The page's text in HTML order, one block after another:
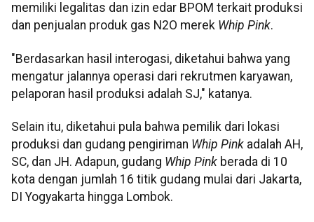
memiliki legalitas dan izin edar BPOM terkait produksi
dan penjualan produk gas N2O merek Whip Pink.
"Berdasarkan hasil interogasi, diketahui bahwa yang
mengatur jalannya operasi dari rekrutmen karyawan,
pelaporan hasil produksi adalah SJ," katanya.
Selain itu, diketahui pula bahwa pemilik dari lokasi
produksi dan gudang pengiriman Whip Pink adalah AH,
SC, dan JH. Adapun, gudang Whip Pink berada di 10
kota dengan jumlah 16 titik gudang mulai dari Jakarta,
DI Yogyakarta hingga Lombok.